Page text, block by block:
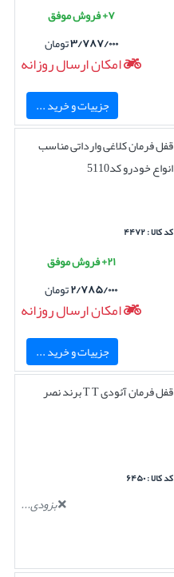
۷+ فروش موفق
۳/۷۸۷/۰۰۰تومان
امکان ارسال روزانه
جزییات و خرید ...
قفل فرمان کلاغی وارداتی مناسب
انواع خودرو کد5110
کد کالا : ۴۴۷۲
۲۱+ فروش موفق
۲/۷۸۵/۰۰۰تومان
امکان ارسال روزانه
جزییات و خرید ...
قفل فرمان آئودی T T برند نصر
کد کالا : ۶۴۵۰
بزودی...